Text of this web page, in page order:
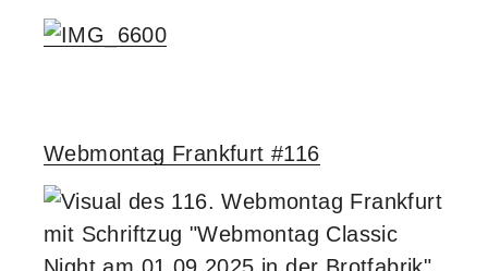
Webmontag Frankfurt #116